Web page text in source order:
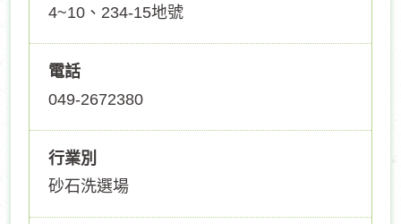
4~10、234-15地號
電話
049-2672380
行業別
砂石洗選場